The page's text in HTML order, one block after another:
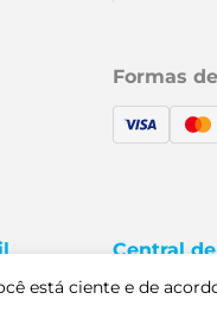
está ciente e de
Formas
Central